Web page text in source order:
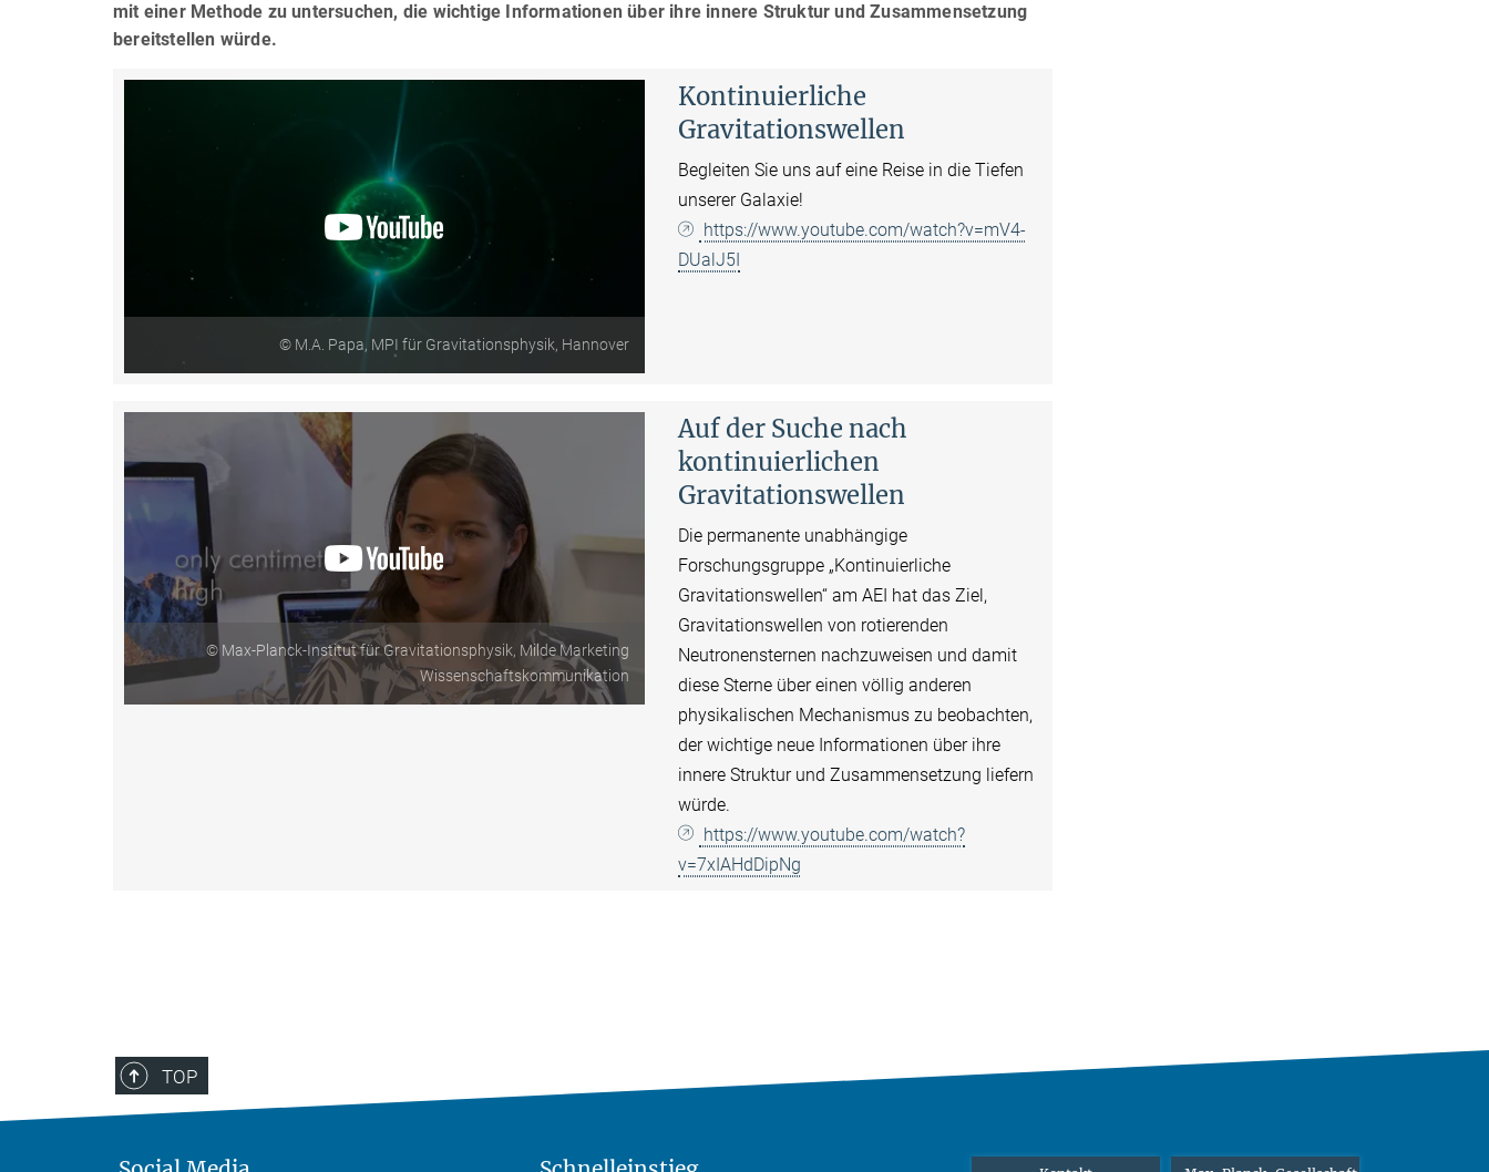
mit einer Methode zu untersuchen, die wichtige Informationen über ihre innere Struktur und Zusammensetzung
bereitstellen würde.
© M.A. Papa, MPI für Gravitationsphysik, Hannover
Kontinuierliche
Gravitationswellen
Begleiten Sie uns auf eine Reise in die Tiefen
unserer Galaxie!
https://www.youtube.com/watch?v=mV4-
DUalJ5I
© Max-Planck-Institut für Gravitationsphysik, Milde Marketing
Wissenschaftskommunikation
Auf der Suche nach
kontinuierlichen
Gravitationswellen
Die permanente unabhängige
Forschungsgruppe „Kontinuierliche
Gravitationswellen“ am AEI hat das Ziel,
Gravitationswellen von rotierenden
Neutronensternen nachzuweisen und damit
diese Sterne über einen völlig anderen
physikalischen Mechanismus zu beobachten,
der wichtige neue Informationen über ihre
innere Struktur und Zusammensetzung liefern
würde.
https://www.youtube.com/watch?
v=7xIAHdDipNg
TOP